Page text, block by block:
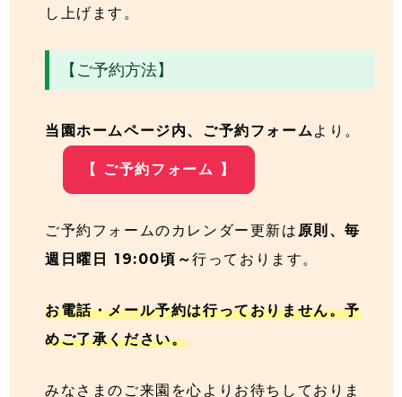
し上げます。
【ご予約方法】
当園ホームページ内、ご予約フォームより。
【 ご予約フォーム 】
ご予約フォームのカレンダー更新は 原則、毎
週日曜日 19:00頃～行っております。
お電話・メール予約は行っておりません。予
めご了承ください。
みなさまのご来園を心よりお待ちしておりま